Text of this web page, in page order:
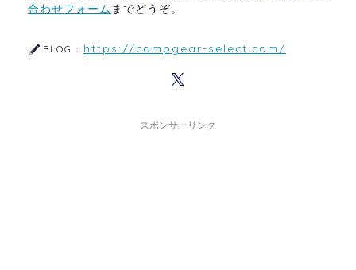
合わせフォーム までどうぞ。
BLOG： https://campgear-select.com/
スポンサーリンク